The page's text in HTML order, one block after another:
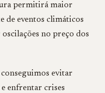
permitirá maior
de eventos climáticos
no preço dos
evitar
enfrentar crises